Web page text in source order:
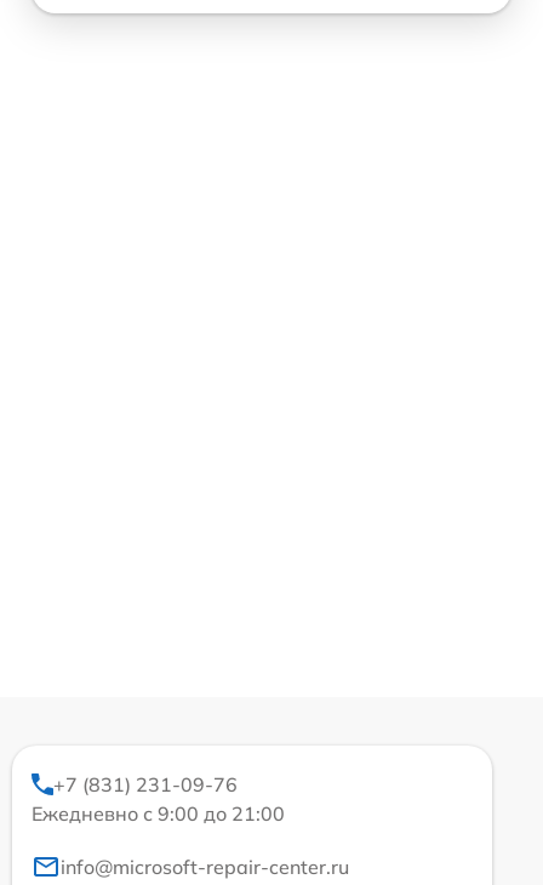
+7 (831) 231-09-76
Ежедневно с 9:00 до 21:00
info@microsoft-repair-center.ru